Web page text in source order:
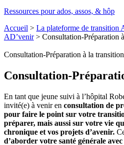
Ressources pour ados, assos, & hôp
Accueil > La plateforme de transition
AD’venir > Consultation-Préparation
Consultation-Préparation à la transition
Consultation-
En tant que jeune suivi à l’hôpital
invité(e) à venir en consultation de
pour faire le point sur votre
préparer, mais aussi sur votre vie
chronique et vos projets d’avenir.
d’aborder votre santé générale